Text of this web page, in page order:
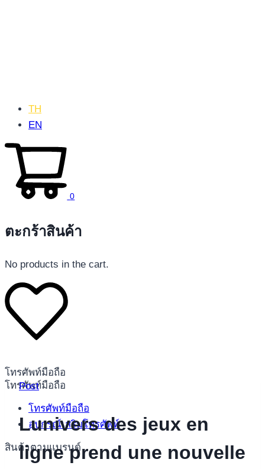
โทรศัพท์มือถือ
โทรศัพท์มือถือ
โทรศัพท์มือถือ
อุปกรณ์เสริมโทรศัพท์
สินค้าตามแบรนด์
TH
EN
0
ตะกร้าสินค้า
No products in the cart.
Post
Lunivers des jeux en
ligne prend une nouvelle